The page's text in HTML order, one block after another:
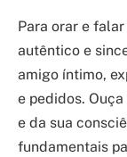
Para orar e
autêntico e
amigo íntimo,
e pedidos.
e da sua
fundamentais